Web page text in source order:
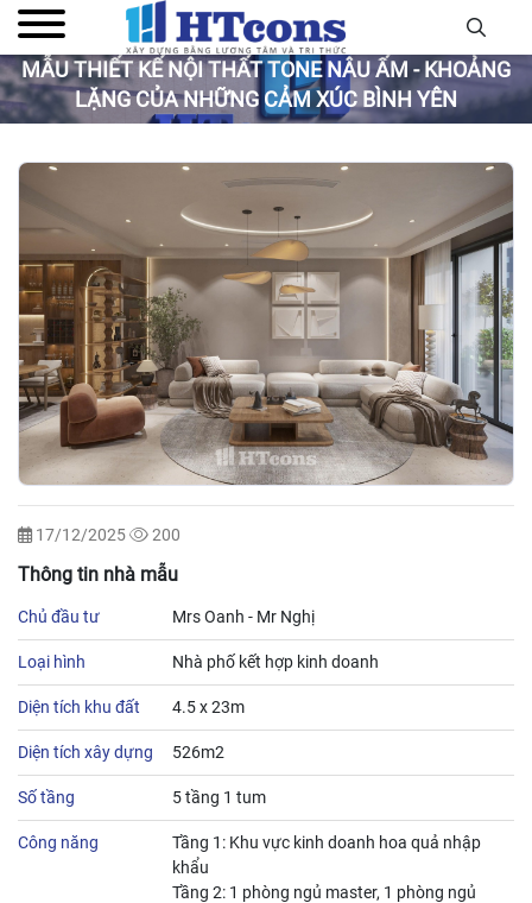
MẪU THIẾT KẾ NỘI THẤT TONE NÂU ẤM - KHOẢNG
LẶNG CỦA NHỮNG CẢM XÚC BÌNH YÊN
17/12/2025 200
Thông tin nhà mẫu
Chủ đầu tư Mrs Oanh - Mr Nghị
Loại hình Nhà phố kết hợp kinh doanh
Diện tích khu đất 4.5 x 23m
Diện tích xây dựng 526m2
Số tầng 5 tầng 1 tum
Công năng
Tầng 1: Khu vực kinh doanh hoa quả nhập
khẩu
Tầng 2: 1 phòng ngủ master, 1 phòng ngủ